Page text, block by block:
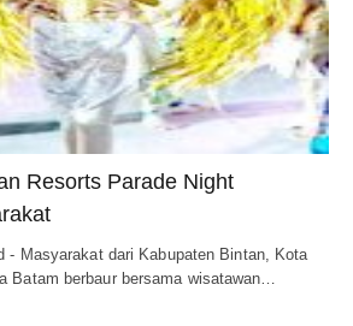
Resorts Parade Night
- Masyarakat dari Kabupaten Bintan, Kota
Batam berbaur bersama wisatawan…